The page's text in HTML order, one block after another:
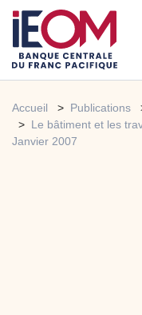
Accueil Publications
Le bâtiment et les
Janvier 2007